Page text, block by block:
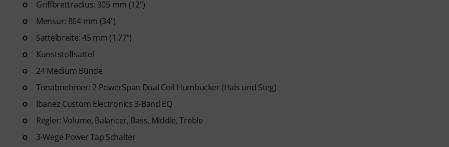
Nachdem deine Bestellung versandt wurde, erhältst du den Aktivierungscode per E-
Mail. Das Abonnement endet nach Ablauf automatisch.
Griffbrettradius: 305 mm (12")
Mensur: 864 mm (34")
Sattelbreite: 45 mm (1,77“)
Kunststoffsattel
24 Medium Bünde
Tonabnehmer: 2 PowerSpan Dual Coil Humbucker (Hals und Steg)
Ibanez Custom Electronics 3-Band EQ
Regler: Volume, Balancer, Bass, Middle, Treble
3-Wege Power Tap Schalter